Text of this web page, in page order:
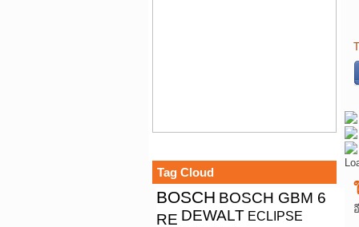
Tag Cloud
BOSCH BOSCH GBM 6
RE DEWALT ECLIPSE